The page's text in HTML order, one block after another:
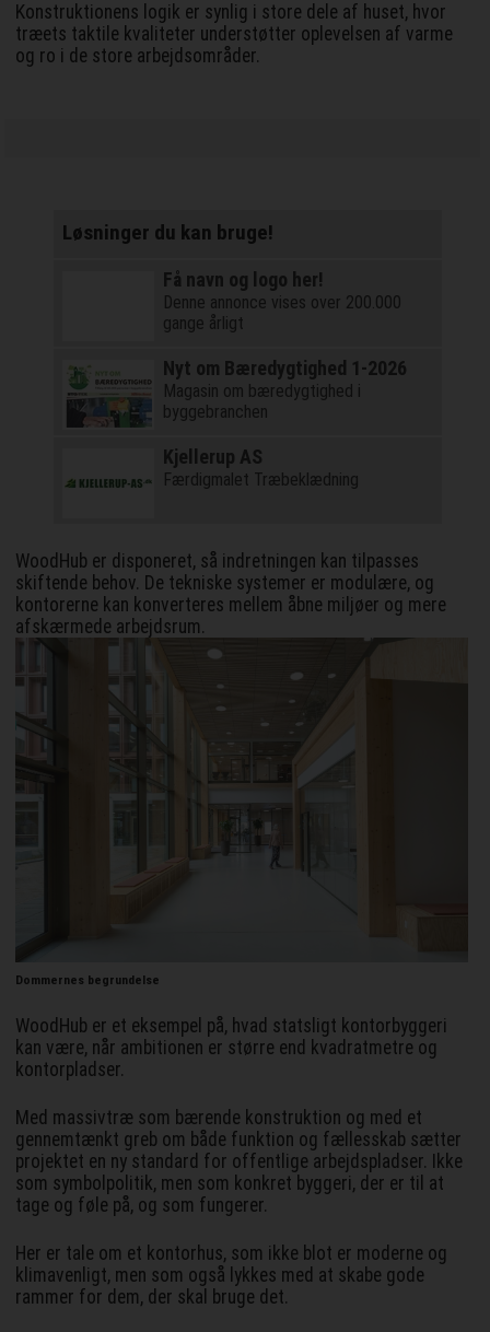
Konstruktionens logik er synlig i store dele af huset, hvor
træets taktile kvaliteter understøtter oplevelsen af varme
og ro i de store arbejdsområder.
Løsninger du kan bruge!
Få navn og logo her!
Denne annonce vises over 200.000
gange årligt
Nyt om Bæredygtighed 1-2026
Magasin om bæredygtighed i
byggebranchen
Kjellerup AS
Færdigmalet Træbeklædning
WoodHub er disponeret, så indretningen kan tilpasses
skiftende behov. De tekniske systemer er modulære, og
kontorerne kan konverteres mellem åbne miljøer og mere
afskærmede arbejdsrum.
Dommernes begrundelse
WoodHub er et eksempel på, hvad statsligt kontorbyggeri
kan være, når ambitionen er større end kvadratmetre og
kontorpladser.
Med massivtræ som bærende konstruktion og med et
gennemtænkt greb om både funktion og fællesskab sætter
projektet en ny standard for offentlige arbejdspladser. Ikke
som symbolpolitik, men som konkret byggeri, der er til at
tage og føle på, og som fungerer.
Her er tale om et kontorhus, som ikke blot er moderne og
klimavenligt, men som også lykkes med at skabe gode
rammer for dem, der skal bruge det.